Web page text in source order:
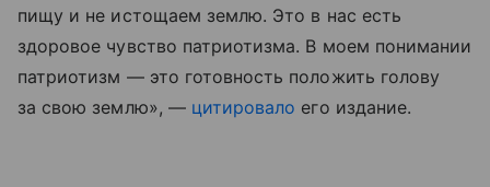
пищу и не истощаем землю. Это в нас есть
здоровое чувство патриотизма. В моем понимании
патриотизм — это готовность положить голову
за свою землю», — цитировало его издание.